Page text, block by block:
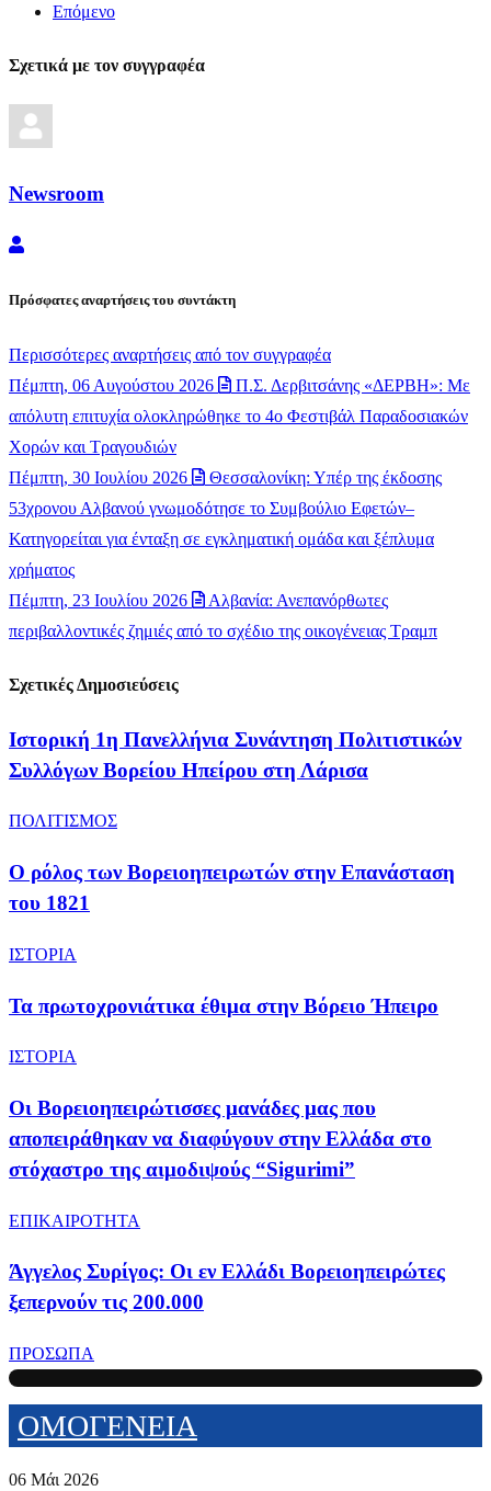
Επόμενο
Σχετικά με τον συγγραφέα
Newsroom
Newsroom
Πρόσφατες αναρτήσεις του συντάκτη
Περισσότερες αναρτήσεις από τον συγγραφέα
Πέμπτη, 06 Αυγούστου 2026
Π.Σ. Δερβιτσάνης «ΔΕΡΒΗ»: Με
απόλυτη επιτυχία ολοκληρώθηκε το 4ο Φεστιβάλ Παραδοσιακών
Χορών και Τραγουδιών
Πέμπτη, 30 Ιουλίου 2026
Θεσσαλονίκη: Υπέρ της έκδοσης
53χρονου Αλβανού γνωμοδότησε το Συμβούλιο Εφετών–
Κατηγορείται για ένταξη σε εγκληματική ομάδα και ξέπλυμα
χρήματος
Πέμπτη, 23 Ιουλίου 2026
Αλβανία: Ανεπανόρθωτες
περιβαλλοντικές ζημιές από το σχέδιο της οικογένειας Τραμπ
Σχετικές Δημοσιεύσεις
Ιστορική 1η Πανελλήνια Συνάντηση Πολιτιστικών
Συλλόγων Βορείου Ηπείρου στη Λάρισα
ΠΟΛΙΤΙΣΜΟΣ
​Ο ρόλος των Βορειοηπειρωτών στην Επανάσταση
του 1821
ΙΣΤΟΡΙΑ
Τα πρωτοχρονιάτικα έθιμα στην Βόρειο Ήπειρο
ΙΣΤΟΡΙΑ
Οι Βορειοηπειρώτισσες μανάδες μας που
αποπειράθηκαν να διαφύγουν στην Ελλάδα στο
στόχαστρο της αιμοδιψούς “Sigurimi”
ΕΠΙΚΑΙΡΟΤΗΤΑ
Άγγελος Συρίγος: Oι εν Ελλάδι Βορειοηπειρώτες
ξεπερνούν τις 200.000
ΠΡΟΣΩΠΑ
ΟΜΟΓΕΝΕΙΑ
06 Μάι 2026